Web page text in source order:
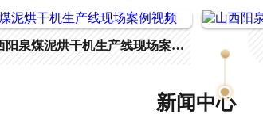
山西阳泉煤泥烘干机生产线现场案例视频
新闻中心